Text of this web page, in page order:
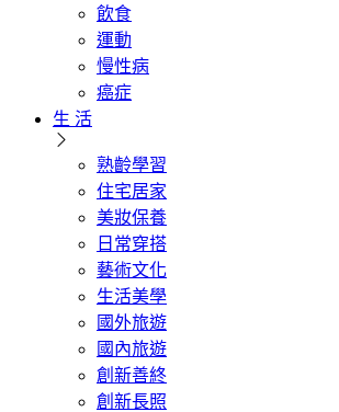
飲食
運動
慢性病
癌症
生 活
熟齡學習
住宅居家
美妝保養
日常穿搭
藝術文化
生活美學
國外旅遊
國內旅遊
創新善終
創新長照